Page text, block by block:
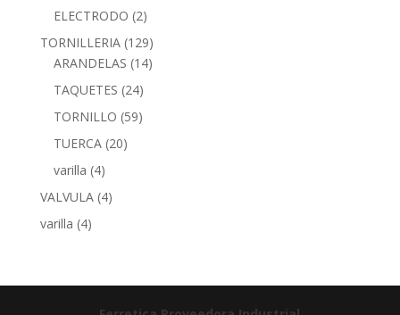
ELECTRODO (2)
TORNILLERIA (129)
ARANDELAS (14)
TAQUETES (24)
TORNILLO (59)
TUERCA (20)
varilla (4)
VALVULA (4)
varilla (4)